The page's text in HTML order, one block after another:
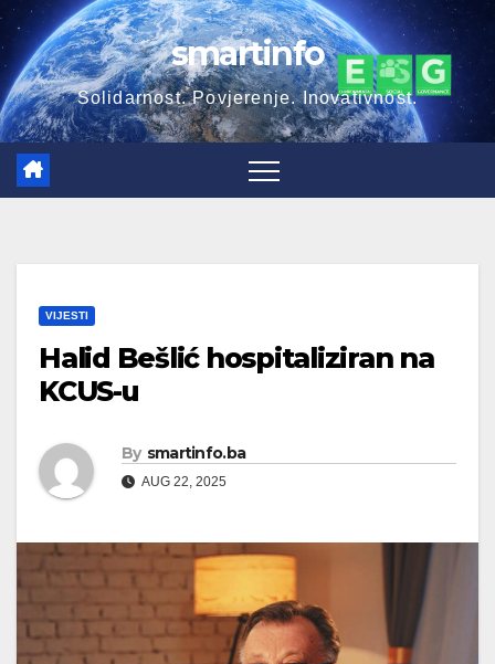
Skip
to
content
smartinfo
Solidarnost. Povjerenje. Inovativnost.
VIJESTI
Halid Bešlić hospitaliziran na
KCUS-u
By smartinfo.ba
AUG 22, 2025